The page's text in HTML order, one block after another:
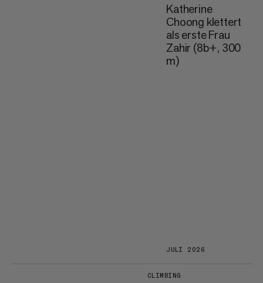
Katherine
Choong klettert
als erste Frau
Zahir (8b+, 300
m)
JULI 2026
CLIMBING